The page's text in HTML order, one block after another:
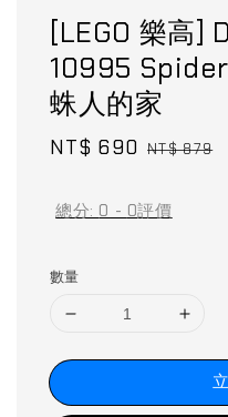
[LEGO 樂高]
10995
蛛人的家
Sale
NT$ 690 Regular
NT$ 879
總分: 0 - 0評價
數量